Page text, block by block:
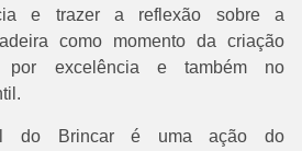
e trazer a reflexão sobre a
como momento da criação
por excelência e também no
do Brincar é uma ação do